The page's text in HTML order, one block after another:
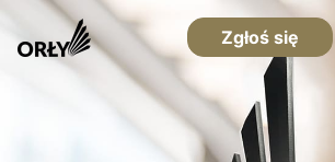
Zgłoś się